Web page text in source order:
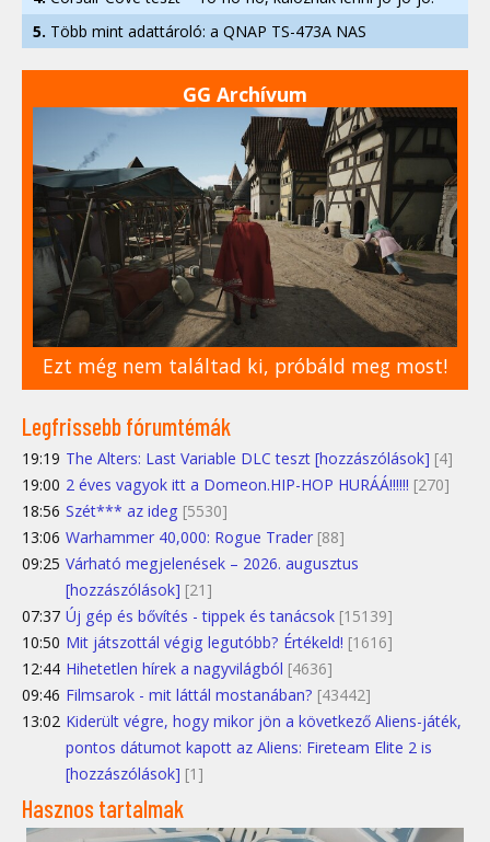
5. Több mint adattároló: a QNAP TS-473A NAS
GG Archívum
Ezt még nem találtad ki, próbáld meg most!
Legfrissebb fórumtémák
19:19 The Alters: Last Variable DLC teszt [hozzászólások] [4]
19:00 2 éves vagyok itt a Domeon.HIP-HOP HURÁÁ!!!!!! [270]
18:56 Szét*** az ideg [5530]
13:06 Warhammer 40,000: Rogue Trader [88]
09:25 Várható megjelenések – 2026. augusztus
[hozzászólások] [21]
07:37 Új gép és bővítés - tippek és tanácsok [15139]
10:50 Mit játszottál végig legutóbb? Értékeld! [1616]
12:44 Hihetetlen hírek a nagyvilágból [4636]
09:46 Filmsarok - mit láttál mostanában? [43442]
13:02 Kiderült végre, hogy mikor jön a következő Aliens-játék,
pontos dátumot kapott az Aliens: Fireteam Elite 2 is
[hozzászólások] [1]
Hasznos tartalmak